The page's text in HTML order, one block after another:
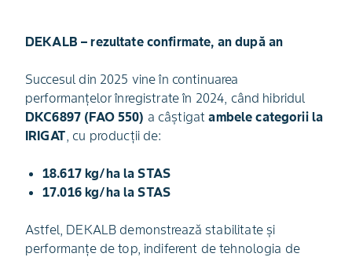
DEKALB – rezultate confirmate, an după an
Succesul din 2025 vine în continuarea
performanțelor înregistrate în 2024, când hibridul
DKC6897 (FAO 550) a câștigatambele categorii la
IRIGAT, cu producții de:
18.617 kg/ha la STAS
17.016 kg/ha la STAS
Astfel, DEKALB demonstrează stabilitate și
performanțe de top, indiferent de tehnologia de